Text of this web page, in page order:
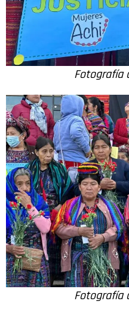
Fotografía
Fotografía